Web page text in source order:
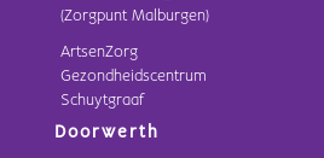
(Zorgpunt Malburgen)
ArtsenZorg
Gezondheidscentrum
Schuytgraaf
Doorwerth